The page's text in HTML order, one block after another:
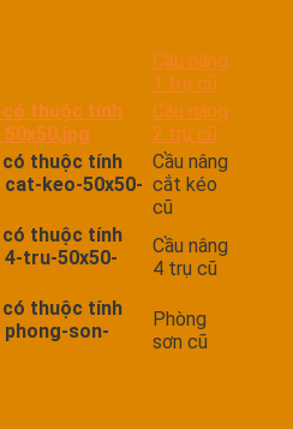
Cầu nâng
1 trụ cũ
Cầu nâng
2 trụ cũ
Cầu nâng
cắt kéo
cũ
Cầu nâng
4 trụ cũ
Phòng
sơn cũ